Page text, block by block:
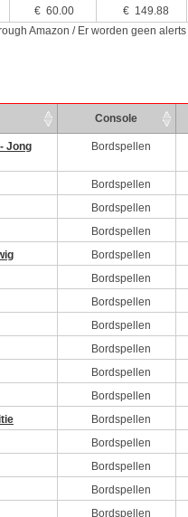
€60.00
€ 149.88
Amazon / Er worden geen
Console
Jong
Bordspellen
Bordspellen
Bordspellen
Bordspellen
Bordspellen
Bordspellen
Bordspellen
Bordspellen
Bordspellen
Bordspellen
Bordspellen
Bordspellen
Bordspellen
Bordspellen
Bordspellen
Bordspellen